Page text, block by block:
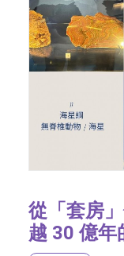
從「套房
越 30 億年